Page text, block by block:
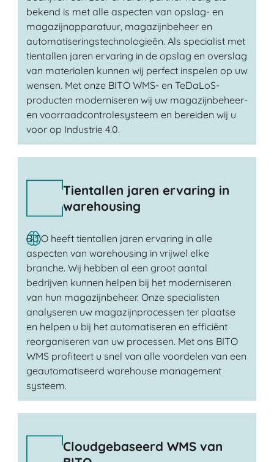
bekend is met alle aspecten van opslag- en
magazijnapparatuur, magazijnbeheer en
automatiseringstechnologieën. Als specialist met
tientallen jaren ervaring in de opslag en overslag
van materialen kunnen wij perfect inspelen op uw
wensen. Met onze BITO WMS- en TeDaLoS-
producten moderniseren wij uw magazijnbeheer-
en voorraadcontrolesysteem en bereiden wij u
voor op Industrie 4.0.
Tientallen jaren ervaring in
warehousing
BITO heeft tientallen jaren ervaring in alle
aspecten van warehousing in vrijwel elke
branche. Wij hebben al een groot aantal
bedrijven kunnen helpen bij het moderniseren
van hun magazijnbeheer. Onze specialisten
analyseren uw magazijnprocessen ter plaatse
en helpen u bij het automatiseren en efficiënt
reorganiseren van uw processen. Met ons BITO
WMS profiteert u snel van alle voordelen van een
geautomatiseerd warehouse management
systeem.
Cloudgebaseerd WMS van